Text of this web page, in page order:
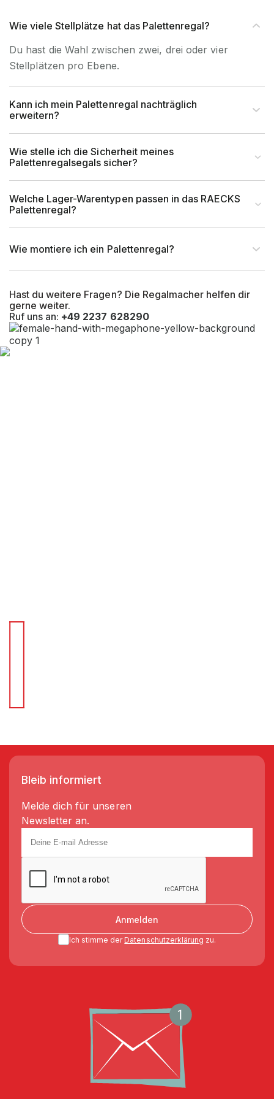
Hast du weitere Fragen? Die Regalmacher helfen dir
gerne weiter.
Ruf uns an: +49 2237 628290
Wie viele Stellplätze hat das Palettenregal?
Du hast die Wahl zwischen zwei, drei oder vier
Stellplätzen pro Ebene.
Kann ich mein Palettenregal nachträglich
erweitern?
Wie stelle ich die Sicherheit meines
Palettenregalsegals sicher?
Welche Lager-Warentypen passen in das RAECKS
Palettenregal?
Wie montiere ich ein Palettenregal?
Bleib informiert
Melde dich für unseren
Newsletter an.
Anmelden
Ich stimme der Datenschutzerklärung zu.